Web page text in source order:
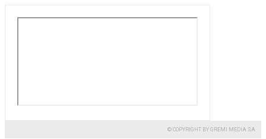
© COPYRIGHT BY GREMI MEDIA SA